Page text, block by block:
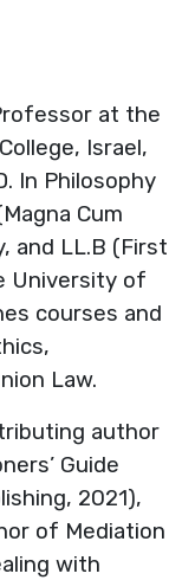
at the
Israel,
In Philosophy
Cum
and LL.B (First
University of
courses and
Law.
author
Guide
2021),
of Mediation
with